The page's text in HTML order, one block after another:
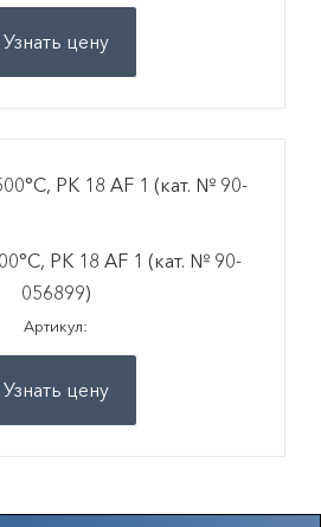
Узнать цену
PK 18 AF 1 (кат. № 90-
056899)
Артикул:
Узнать цену